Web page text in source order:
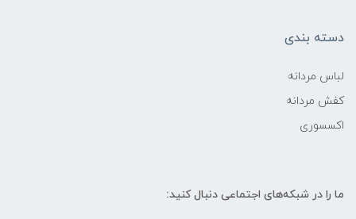
دسته بندی
لباس مردانه
کفش مردانه
اکسسوری
ما را در شبکه‌های اجتماعی دنبال کنید: